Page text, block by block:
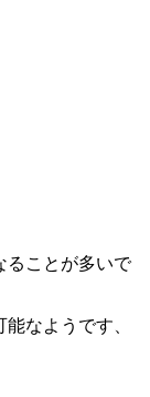
ることが多いで
なようです、